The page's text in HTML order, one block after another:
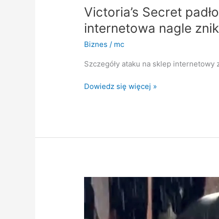
Victoria’s Secret
internetowa nagle
Biznes / mc
Szczegóły ataku na sklep internetowy
Dowiedz się więcej »
Rihanna
ASAP